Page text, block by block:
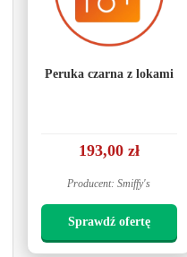
Peruka czarna z lokami
193,00 zł
Producent: Smiffy's
Sprawdź ofertę